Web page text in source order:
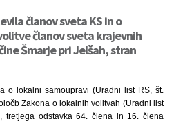
članov sveta KS in o
članov sveta krajevnih
Šmarje pri Jelšah, stran
o lokalni samoupravi (Uradni list RS, št.
Zakona o lokalnih volitvah (Uradni list
tretjega odstavka 64. člena in 16. člena